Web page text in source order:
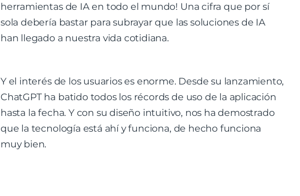
herramientas de IA en todo el mundo! Una cifra que por sí
sola debería bastar para subrayar que las soluciones de IA
han llegado a nuestra vida cotidiana.
Y el interés de los usuarios es enorme. Desde su lanzamiento,
ChatGPT ha batido todos los récords de uso de la aplicación
hasta la fecha. Y con su diseño intuitivo, nos ha demostrado
que la tecnología está ahí y funciona, de hecho funciona
muy bien.